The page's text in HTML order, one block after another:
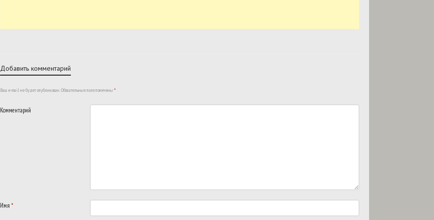
Добавить комментарий
Ваш e-mail не будет опубликован. Обязательные поля помечены*
Комментарий
Имя*